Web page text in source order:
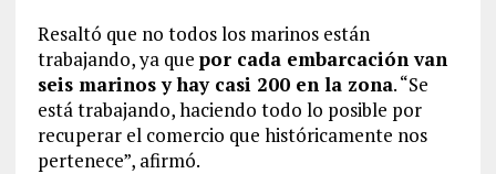
Resaltó que no todos los marinos están
trabajando, ya que por cada embarcación van
seis marinos y hay casi 200 en la zona. “Se
está trabajando, haciendo todo lo posible por
recuperar el comercio que históricamente nos
pertenece”, afirmó.